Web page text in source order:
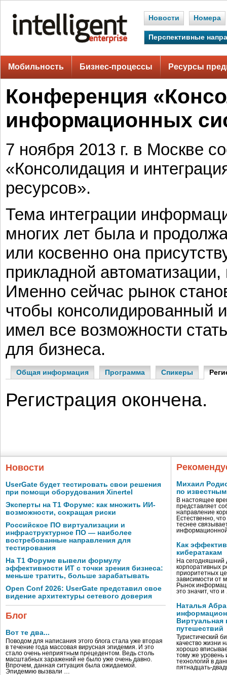
Новости Номера
Перспективные
Мобильность Бизнес-процессы Ресурсы
Конференция
информационных
7 ноября 2013 г. в Москве
«Консолидация и
ресурсов».
Тема интеграции
многих лет была и
или косвенно она
прикладной
Именно сейчас рынок
чтобы консолидированный
имел все возможности
для бизнеса.
Общая информация Программа Спикеры
Регистрация окончена.
Новости
UserGate будет тестировать свои решения
при помощи оборудования Xinertel
Эксперты на Т1 Форуме: как множить ИИ-
возможности, сокращая риски
Российское ПО виртуализации и
инфраструктурное ПО — наиболее
востребованные направления для
тестирования
На Т1 Форуме вывели формулу
эффективности ИТ с точки зрения бизнеса:
меньше тратить, больше зарабатывать
Open Conf 2026: UserGate представил свое
видение архитектуры сетевого доверия
Блог
Вот те два...
Поводом для написания этого блога стала уже вторая
в течение года массовая вирусная эпидемия. И это
стало очень неприятным прецедентом. Ведь столь
масштабных заражений не было уже очень давно.
Впрочем, данная ситуация была ожидаемой.
Эпидемию вызвали …
Михаил
по
В настоящее
представляет
направление
Естественно,
теснее
Как
кибератакам
На сегодняшний
корпоративных
приоритетных
зависимости от
Рынок
это значит, что
Наталья
путешествий
Туристический
качество жизни
хорошо
тому же
технологий в
пятнадцать-